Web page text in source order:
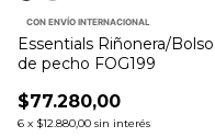
CON ENVÍO INTERNACIONAL
Essentials Riñonera/Bolso
de pecho FOG199
$77.280,00
6 x $12.880,00 sin interés